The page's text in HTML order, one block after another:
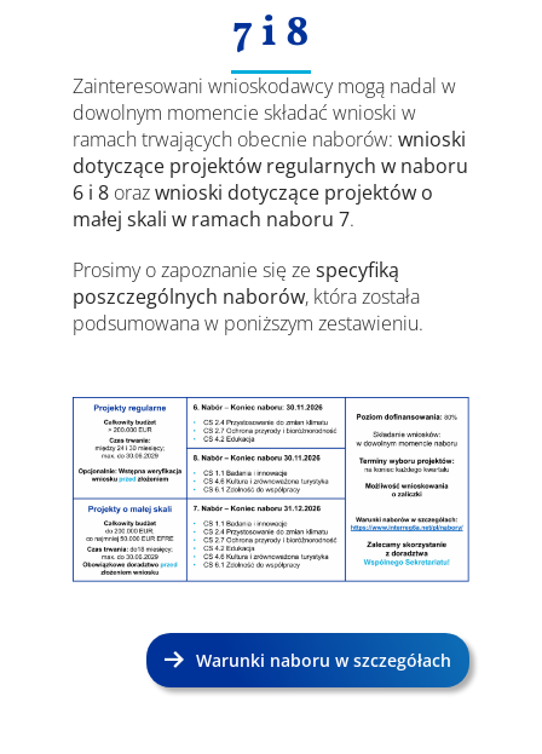
7 i 8
Zainteresowani wnioskodawcy mogą nadal w
dowolnym momencie składać wnioski w
ramach trwających obecnie naborów: wnioski
dotyczące projektów regularnych w naboru
6 i 8 orazwnioski dotyczące projektów o
małej skali w ramach naboru 7.
Prosimy o zapoznanie się ze specyfiką
poszczególnych naborów, która została
podsumowana w poniższym zestawieniu.
Warunki naboru w szczegółach